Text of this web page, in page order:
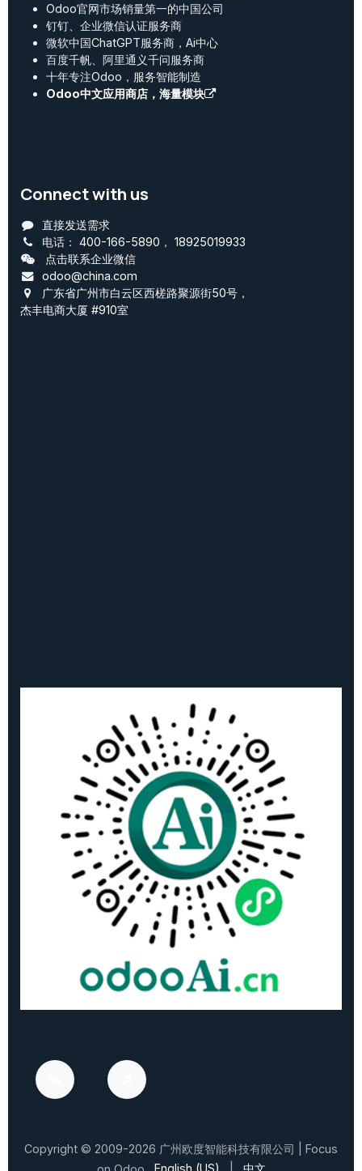
Odoo官网市场销量第一的中国公司
钉钉、企业微信认证服务商
微软中国ChatGPT服务商，Ai中心
百度千帆、阿里通义千问服务商
十年专注Odoo，服务智能制造
Odoo中文应用商店，海量模块
Connect with us
直接发送需求
电话： 400-166-5890 ， 18925019933
点击联系企业微信
odoo@china.com
广东省广州市白云区西槎路聚源街50号，
杰丰电商大厦 #910室
Copyright © 2009-2026 广州欧度智能科技有限公司
| Focus
English (US) 中文